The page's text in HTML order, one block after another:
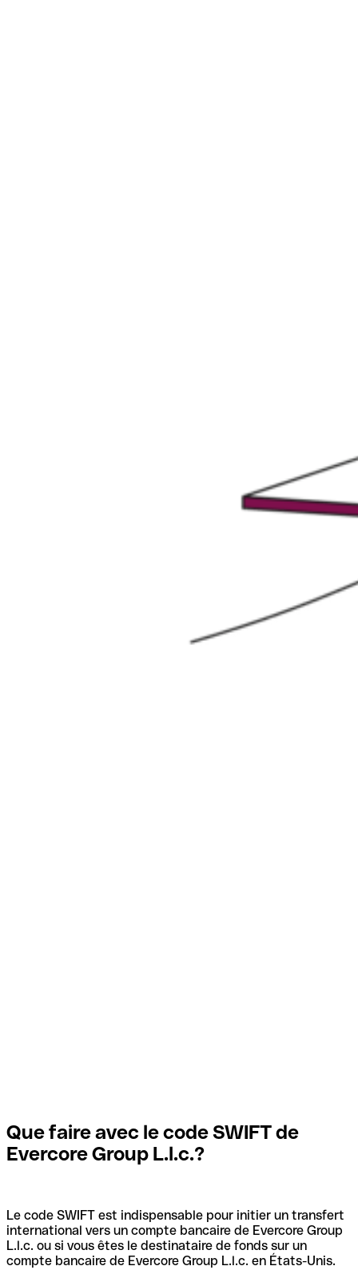
Que faire avec le code SWIFT de
Evercore Group L.l.c.?
Le code SWIFT est indispensable pour initier un transfert
international vers un compte bancaire de Evercore Group
L.l.c. ou si vous êtes le destinataire de fonds sur un
compte bancaire de Evercore Group L.l.c. en États-Unis.